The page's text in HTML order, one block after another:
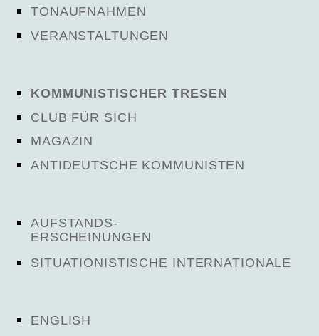
TONAUFNAHMEN
VERANSTALTUNGEN
KOMMUNISTISCHER TRESEN
CLUB FÜR SICH
MAGAZIN
ANTIDEUTSCHE KOMMUNISTEN
AUFSTANDS-
ERSCHEINUNGEN
SITUATIONISTISCHE INTERNATIONALE
ENGLISH